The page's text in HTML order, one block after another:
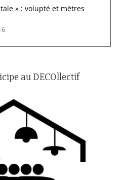
» : volupté et mètres
au DECOllectif